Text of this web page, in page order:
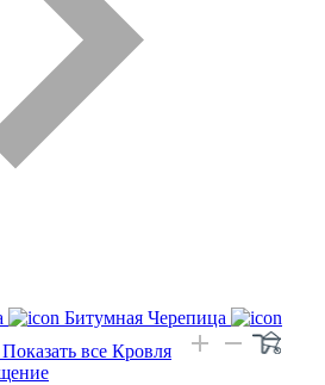
Битумная Черепица
Показать все Кровля